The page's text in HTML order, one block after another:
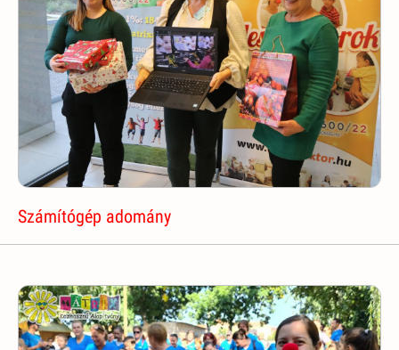
Számítógép adomány